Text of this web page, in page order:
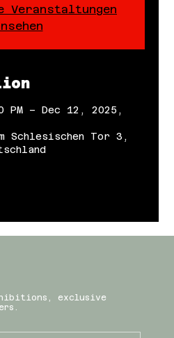
Veranstaltungen
PM – Dec 12, 2025,
Schlesischen Tor 3,
exclusive